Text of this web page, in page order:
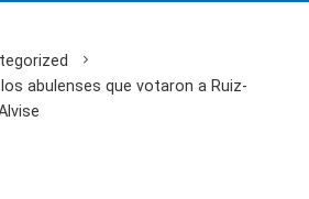
abulenses que votaron a Ruiz-